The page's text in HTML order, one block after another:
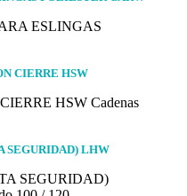
CIERRE HSW
SEGURIDAD) LHW